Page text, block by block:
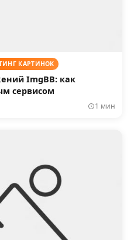
КАРТИНОК
ImgBB: как
сервисом
1 мин